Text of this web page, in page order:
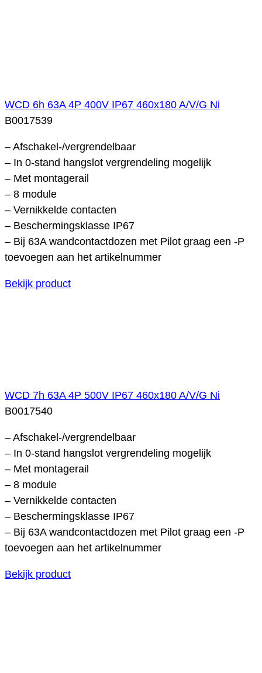
WCD 6h 63A 4P 400V IP67 460x180 A/V/G Ni
B0017539
– Afschakel-/vergrendelbaar
– In 0-stand hangslot vergrendeling mogelijk
– Met montagerail
– 8 module
– Vernikkelde contacten
– Beschermingsklasse IP67
– Bij 63A wandcontactdozen met Pilot graag een -P
toevoegen aan het artikelnummer
Bekijk product
WCD 7h 63A 4P 500V IP67 460x180 A/V/G Ni
B0017540
– Afschakel-/vergrendelbaar
– In 0-stand hangslot vergrendeling mogelijk
– Met montagerail
– 8 module
– Vernikkelde contacten
– Beschermingsklasse IP67
– Bij 63A wandcontactdozen met Pilot graag een -P
toevoegen aan het artikelnummer
Bekijk product